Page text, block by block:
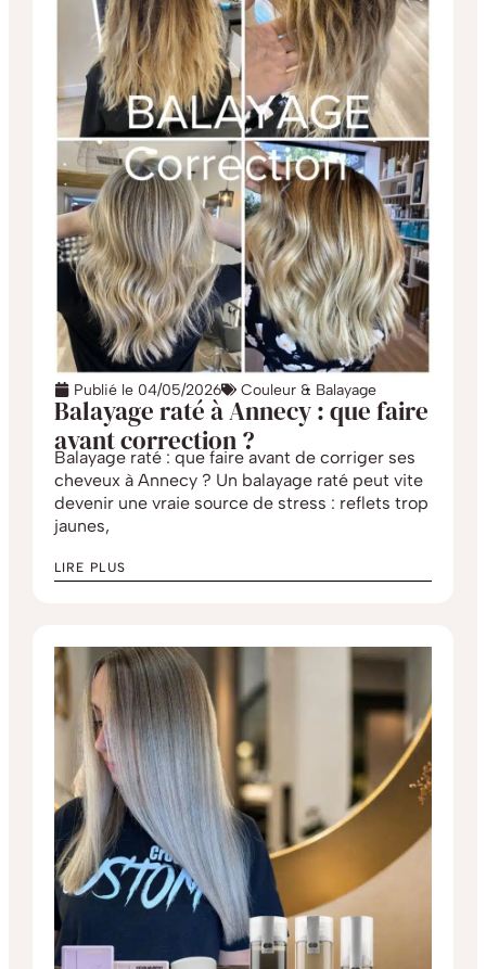
Publié le 04/05/2026 Couleur & Balayage
Balayage raté à Annecy : que faire
avant correction ?
Balayage raté : que faire avant de corriger ses
cheveux à Annecy ? Un balayage raté peut vite
devenir une vraie source de stress : reflets trop
jaunes,
LIRE PLUS